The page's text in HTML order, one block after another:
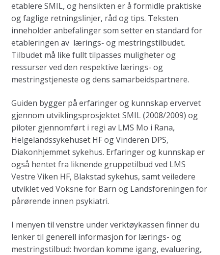
etablere SMIL, og hensikten er å formidle praktiske
og faglige retningslinjer, råd og tips. Teksten
inneholder anbefalinger som setter en standard for
etableringen av lærings- og mestringstilbudet.
Tilbudet må like fullt tilpasses muligheter og
ressurser ved den respektive lærings- og
mestringstjeneste og dens samarbeidspartnere.
Guiden bygger på erfaringer og kunnskap ervervet
gjennom utviklingsprosjektet SMIL (2008/2009) og
piloter gjennomført i regi av LMS Mo i Rana,
Helgelandssykehuset HF og Vinderen DPS,
Diakonhjemmet sykehus. Erfaringer og kunnskap er
også hentet fra liknende gruppetilbud ved LMS
Vestre Viken HF, Blakstad sykehus, samt veiledere
utviklet ved Voksne for Barn og Landsforeningen for
pårørende innen psykiatri.
I menyen til venstre under verktøykassen finner du
lenker til generell informasjon for lærings- og
mestringstilbud: hvordan komme igang, evaluering,